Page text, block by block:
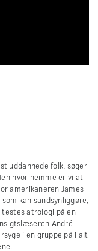
uddannede folk, søger
hvor nemme er vi at
amerikaneren James
kan sandsynliggøre,
atrologi på en
André
i en gruppe på i alt